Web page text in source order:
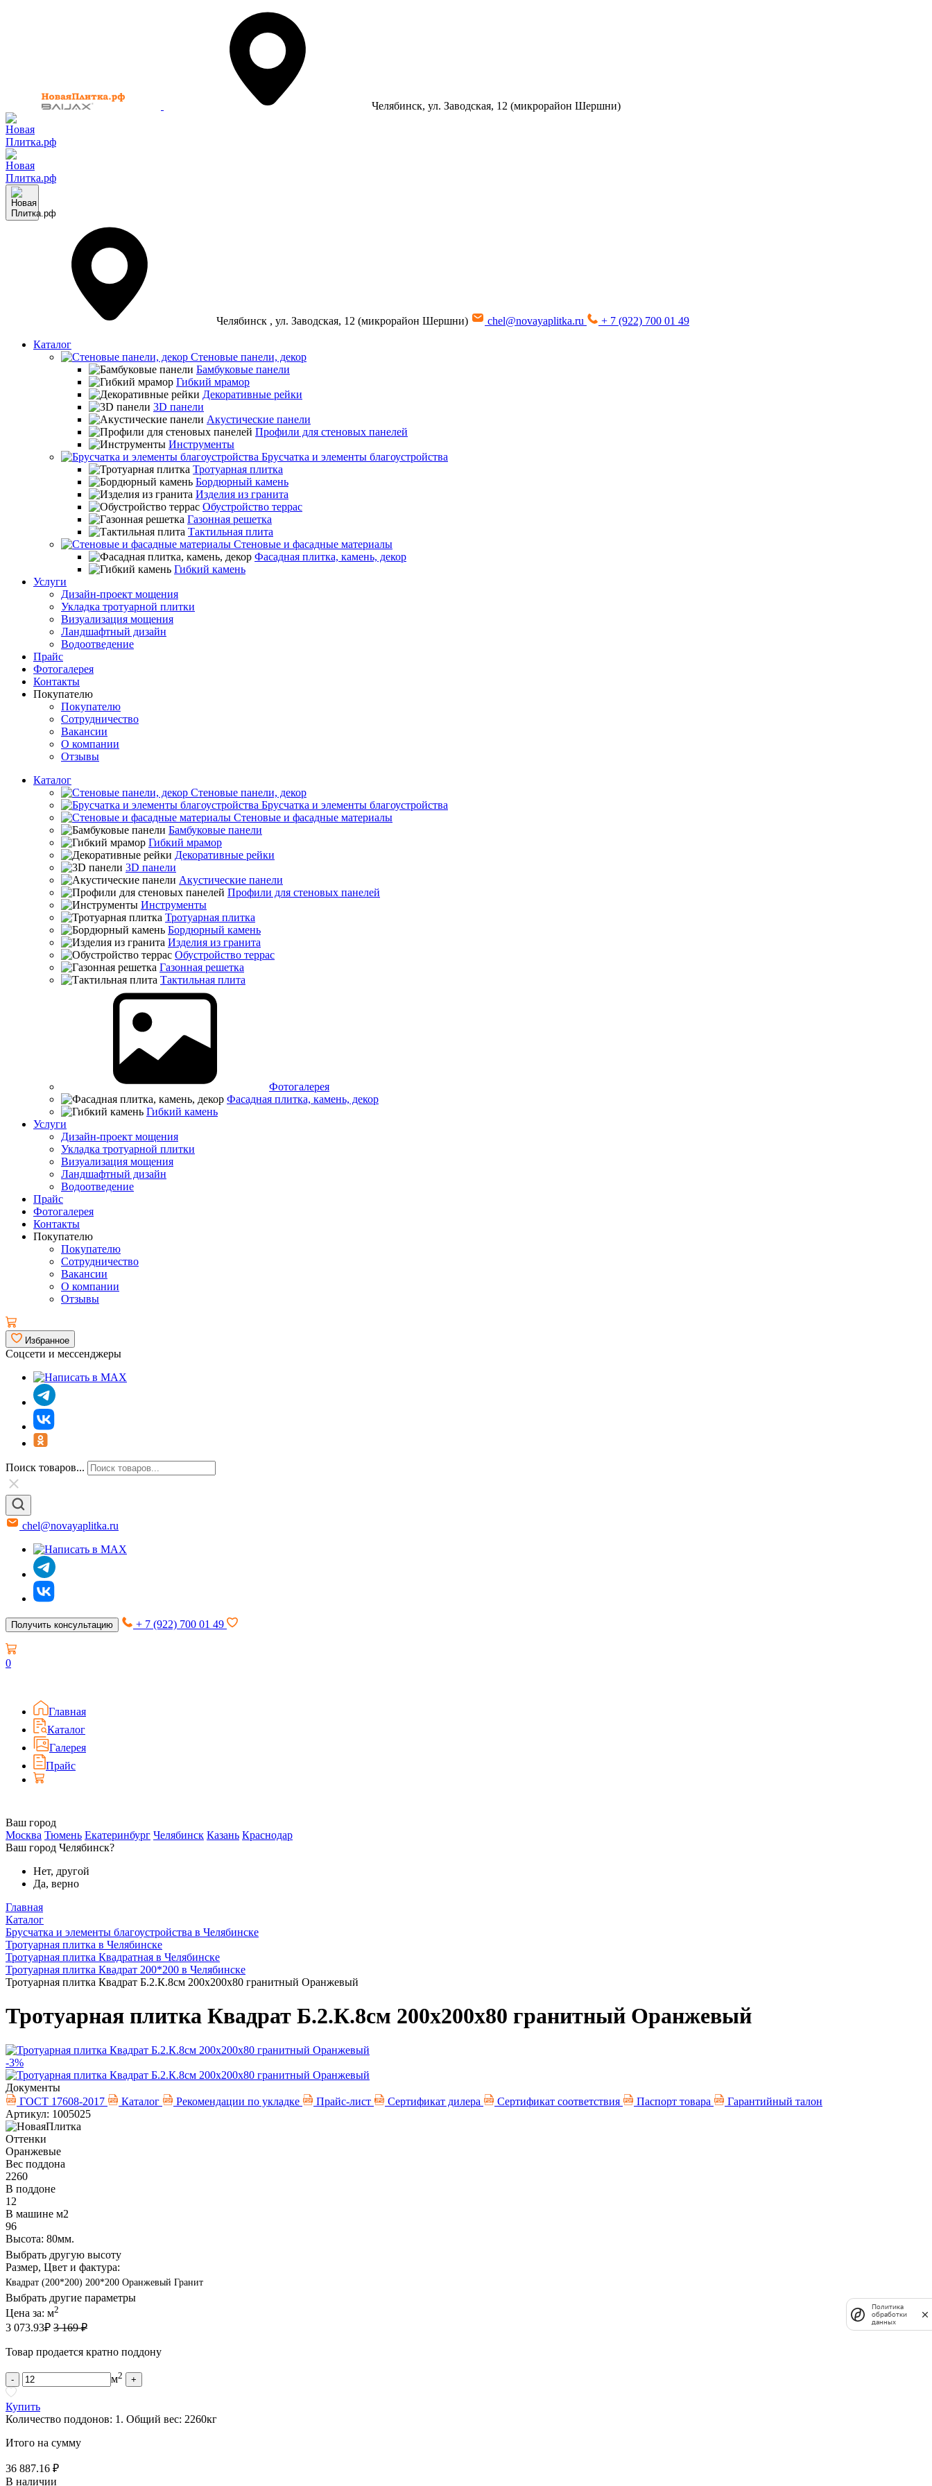
Челябинск, ул. Заводская, 12 (микрорайон Шершни)
Челябинск , ул. Заводская, 12 (микрорайон Шершни) chel@novayaplitka.ru
+ 7 (922) 700 01 49
Каталог
Стеновые панели, декор
Бамбуковые панели
Гибкий мрамор
Декоративные рейки
3D панели
Акустические панели
Профили для стеновых панелей
Инструменты
Брусчатка и элементы благоустройства
Тротуарная плитка
Бордюрный камень
Изделия из гранита
Обустройство террас
Газонная решетка
Тактильная плита
Стеновые и фасадные материалы
Фасадная плитка, камень, декор
Гибкий камень
Услуги
Дизайн-проект мощения
Укладка тротуарной плитки
Визуализация мощения
Ландшафтный дизайн
Водоотведение
Прайс
Фотогалерея
Контакты
Покупателю
Покупателю
Сотрудничество
Вакансии
О компании
Отзывы
Каталог
Стеновые панели, декор
Брусчатка и элементы благоустройства
Стеновые и фасадные материалы
Бамбуковые панели
Гибкий мрамор
Декоративные рейки
3D панели
Акустические панели
Профили для стеновых панелей
Инструменты
Тротуарная плитка
Бордюрный камень
Изделия из гранита
Обустройство террас
Газонная решетка
Тактильная плита
Фотогалерея
Фасадная плитка, камень, декор
Гибкий камень
Услуги
Дизайн-проект мощения
Укладка тротуарной плитки
Визуализация мощения
Ландшафтный дизайн
Водоотведение
Прайс
Фотогалерея
Контакты
Покупателю
Покупателю
Сотрудничество
Вакансии
О компании
Отзывы
Избранное
Соцсети и мессенджеры
Поиск товаров...
chel@novayaplitka.ru
Получить консультацию + 7 (922) 700 01 49
0
Главная
Каталог
Галерея
Прайс
Ваш город
Москва Тюмень Екатеринбург Челябинск Казань Краснодар
Ваш город Челябинск?
Нет, другой
Да, верно
Главная
Каталог
Брусчатка и элементы благоустройства в Челябинске
Тротуарная плитка в Челябинске
Тротуарная плитка Квадратная в Челябинске
Тротуарная плитка Квадрат 200*200 в Челябинске
Тротуарная плитка Квадрат Б.2.К.8см 200х200х80 гранитный Оранжевый
Тротуарная плитка Квадрат Б.2.К.8см 200х200х80 гранитный Оранжевый
-3%
Документы
ГОСТ 17608-2017
Каталог Рекомендации по укладке Прайс-лист Сертификат дилера Сертификат соответствия Паспорт товара
Гарантийный талон
Артикул: 1005025
Оттенки
Оранжевые
Вес поддона
2260
В поддоне
12
В машине м2
96
Высота: 80мм.
Выбрать другую высоту
Размер, Цвет и фактура:
Квадрат (200*200) 200*200 Оранжевый Гранит
Выбрать другие параметры
Цена за: м2
3 073.93₽ 3 169 ₽
Товар продается кратно поддону
- м2 +
Купить
Количество поддонов: 1 . Общий вес: 2260кг
Итого на сумму
36 887.16 ₽
В наличии
Политика
обработки
данных